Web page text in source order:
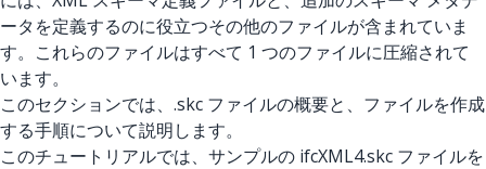
ータを定義するのに役立つその他のファイルが含まれていま
す。これらのファイルはすべて 1 つのファイルに圧縮されて
います。
このセクションでは、.skc ファイルの概要と、ファイルを作成
する手順について説明します。
このチュートリアルでは、サンプルの ifcXML4.skc ファイルを